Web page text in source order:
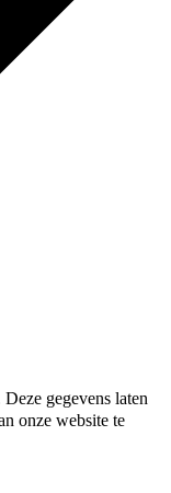
gegevens laten
onze website te